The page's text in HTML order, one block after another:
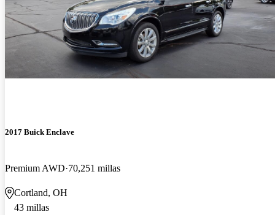
2017 Buick Enclave
Premium AWD 70,251 millas
Cortland, OH
43 millas